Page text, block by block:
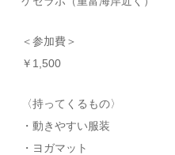
＜参加費＞
￥1,500
〈持ってくるもの〉
・動きやすい服装
・ヨガマット